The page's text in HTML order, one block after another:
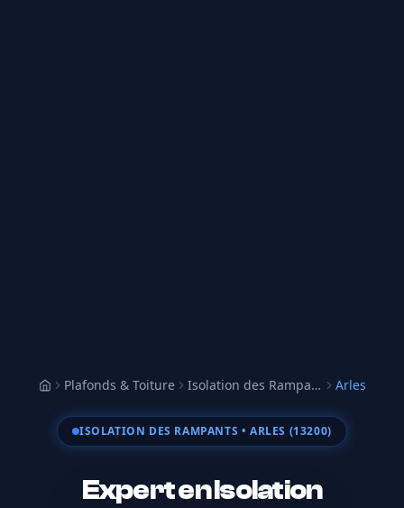
AccueilPlafonds & Toiture Isolation des Rampants Arles
ISOLATION DES RAMPANTS • ARLES (13200)
Expert en Isolation